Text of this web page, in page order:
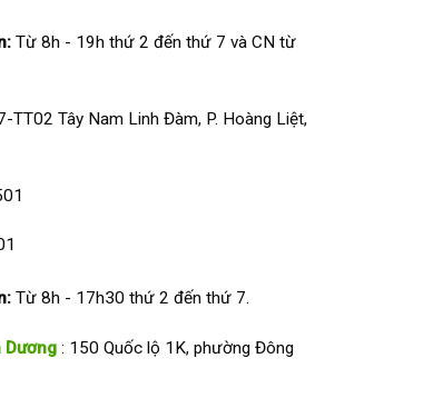
Từ 8h - 19h thứ 2 đến thứ 7 và CN từ
TT02 Tây Nam Linh Đàm, P. Hoàng Liệt,
Từ 8h - 17h30 thứ 2 đến thứ 7.
Dương: 150 Quốc lộ 1K, phường Đông